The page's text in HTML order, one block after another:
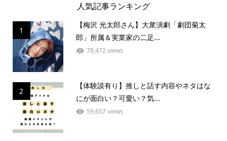
人気記事ランキング
1
【梅沢 光太郎さん】大衆演劇「劇団菊太
郎」所属＆実業家の二足...
78,472 views
2
【体験談有り】推しと話す内容やネタはな
にが面白い？可愛い？気...
59,657 views